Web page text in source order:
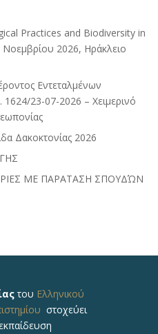
Practices and Biodiversity in
2026, Ηράκλειο
Εντεταλμένων
23-07-2026 – Χειμερινό
Δακοκτονίας 2026
ΜΕ ΠΑΡΑΤΑΣΗ ΣΠΟΥΔΏΝ
του Ελληνικού
στοχεύει